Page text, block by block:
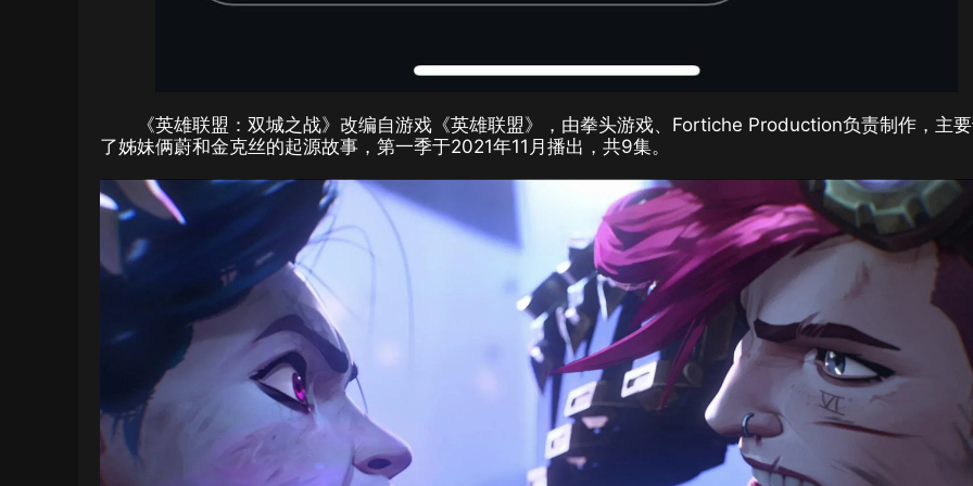
《英雄联盟：双城之战》改编自游戏《英雄联盟》，由拳头游戏、Fortiche Production负责制作，主
了姊妹俩蔚和金克丝的起源故事， 第一季于2021年11月播出，共9集。